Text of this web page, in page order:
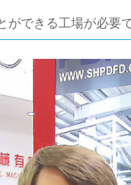
ができる工場が必要